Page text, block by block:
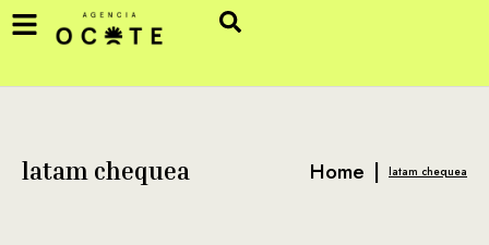
latam chequea Home | latam chequea